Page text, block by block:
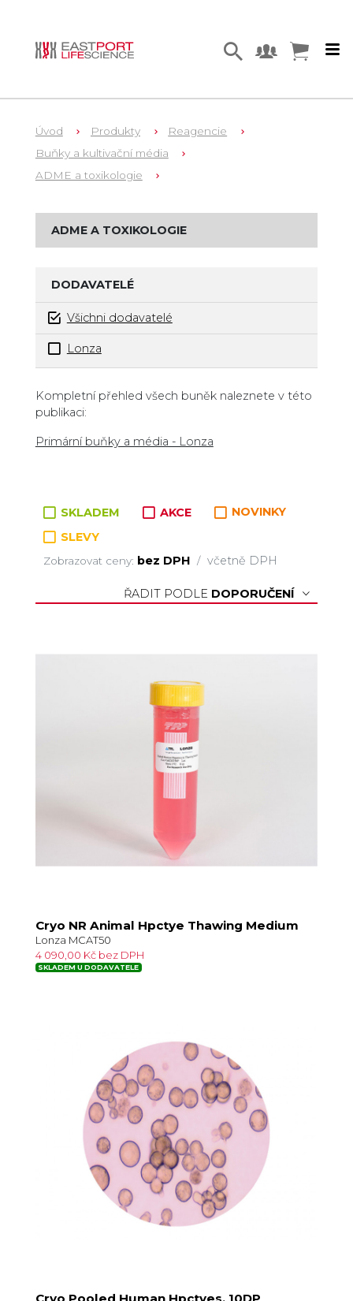
Úvod Produkty
Reagencie
Buňky a kultivační média
ADME a toxikologie
ADME A TOXIKOLOGIE
DODAVATELÉ
Všichni dodavatelé
Lonza
Zboží v kategorii
Kompletní přehled všech buněk naleznete v této
publikaci:
Primární buňky a média - Lonza
SKLADEM AKCE
NOVINKY
SLEVY
Zobrazovat ceny: bez DPH / včetně DPH
ŘADIT PODLE DOPORUČENÍ
Cryo NR Animal Hpctye Thawing Medium
Lonza MCAT50
4 090,00 Kč bez DPH
SKLADEM U DODAVATELE